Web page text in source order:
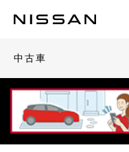
中古車